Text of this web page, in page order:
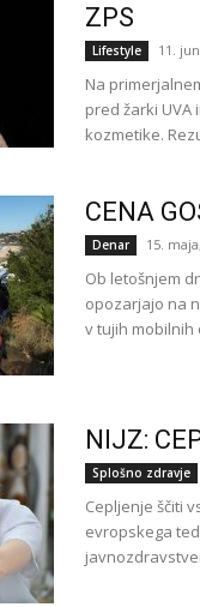
ZPS
Lifestyle 11.
Na
pred žarki
kozmetike.
CENA
Denar 15.
Ob letošnjem
opozarjajo na
v tujih mobilnih
NIJZ:
Splošno zdravje
Cepljenje ščiti
evropskega